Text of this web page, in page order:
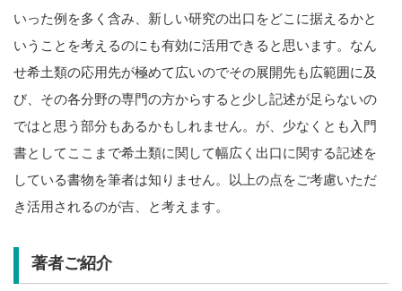
いった例を多く含み、新しい研究の出口をどこに据えるかと
いうことを考えるのにも有効に活用できると思います。なん
せ希土類の応用先が極めて広いのでその展開先も広範囲に及
び、その各分野の専門の方からすると少し記述が足らないの
ではと思う部分もあるかもしれません。が、少なくとも入門
書としてここまで希土類に関して幅広く出口に関する記述を
している書物を筆者は知りません。以上の点をご考慮いただ
き活用されるのが吉、と考えます。
著者ご紹介